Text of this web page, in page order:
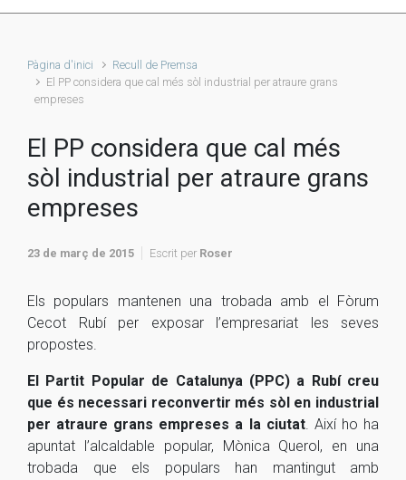
Pàgina d'inici
Recull de Premsa
El PP considera que cal més sòl industrial per atraure grans
empreses
El PP considera que cal més
sòl industrial per atraure grans
empreses
23 de març de 2015 Escrit per Roser
Els populars mantenen una trobada amb el Fòrum
Cecot Rubí per exposar l’empresariat les seves
propostes.
El Partit Popular de Catalunya (PPC) a Rubí creu
que és necessari reconvertir més sòl en industrial
per atraure grans empreses a la ciutat. Així ho ha
apuntat l’alcaldable popular, Mònica Querol, en una
trobada que els populars han mantingut amb